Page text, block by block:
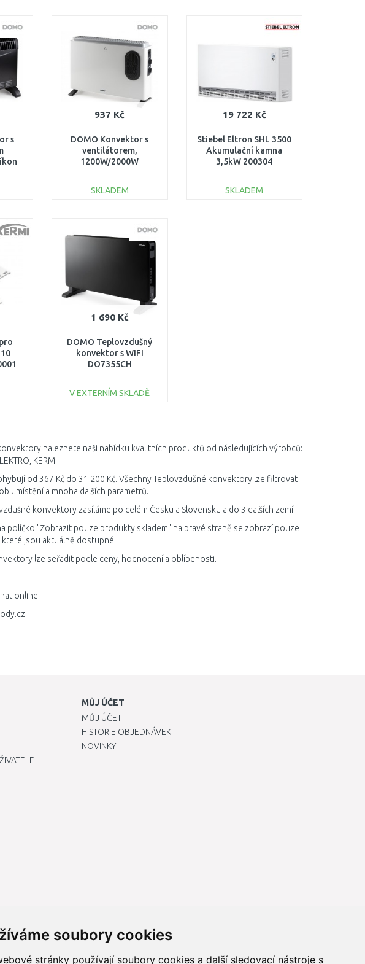
soubory cookies
stránky používají soubory cookies a další sledovací nástroje s
Porovnat
s
937 Kč
DOMO Konvektor s
ventilátorem,
1200W/2000W
SKLADEM
Porovnat
19 722 Kč
Stiebel Eltron SHL 3500
Akumulační kamna
3,5kW 200304
SKLADEM
1 690 Kč
DOMO Teplovzdušný
konvektor s WIFI
DO7355CH
V EXTERNÍM SKLADĚ
naleznete naši nabídku kvalitních produktů od následujících výrobců:
KERMI.
od 367 Kč do 31 200 Kč. Všechny Teplovzdušné konvektory lze filtrovat
umístění a mnoha dalších parametrů.
konvektory zasíláme po celém Česku a Slovensku a do 3 dalších zemí.
políčko "Zobrazit pouze produkty skladem" na pravé straně se zobrazí pouze
jsou aktuálně dostupné.
lze seřadit podle ceny, hodnocení a oblíbenosti.
online.
MŮJ ÚČET
MŮJ ÚČET
HISTORIE OBJEDNÁVEK
NOVINKY